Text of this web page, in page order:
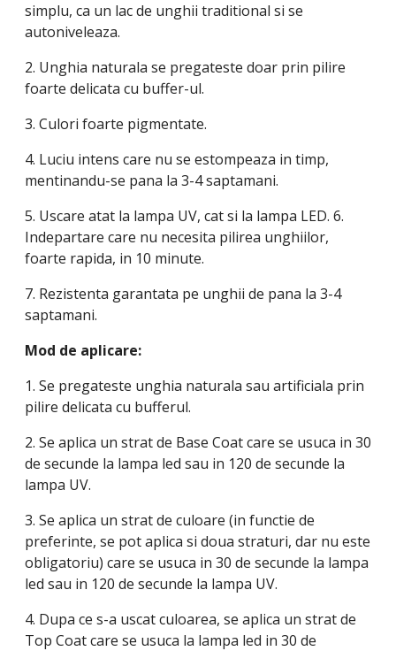
simplu, ca un lac de unghii traditional si se
autoniveleaza.
2. Unghia naturala se pregateste doar prin pilire
foarte delicata cu buffer-ul.
3. Culori foarte pigmentate.
4. Luciu intens care nu se estompeaza in timp,
mentinandu-se pana la 3-4 saptamani.
5. Uscare atat la lampa UV, cat si la lampa LED. 6.
Indepartare care nu necesita pilirea unghiilor,
foarte rapida, in 10 minute.
7. Rezistenta garantata pe unghii de pana la 3-4
saptamani.
Mod de aplicare:
1. Se pregateste unghia naturala sau artificiala prin
pilire delicata cu bufferul.
2. Se aplica un strat de Base Coat care se usuca in 30
de secunde la lampa led sau in 120 de secunde la
lampa UV.
3. Se aplica un strat de culoare (in functie de
preferinte, se pot aplica si doua straturi, dar nu este
obligatoriu) care se usuca in 30 de secunde la lampa
led sau in 120 de secunde la lampa UV.
4. Dupa ce s-a uscat culoarea, se aplica un strat de
Top Coat care se usuca la lampa led in 30 de